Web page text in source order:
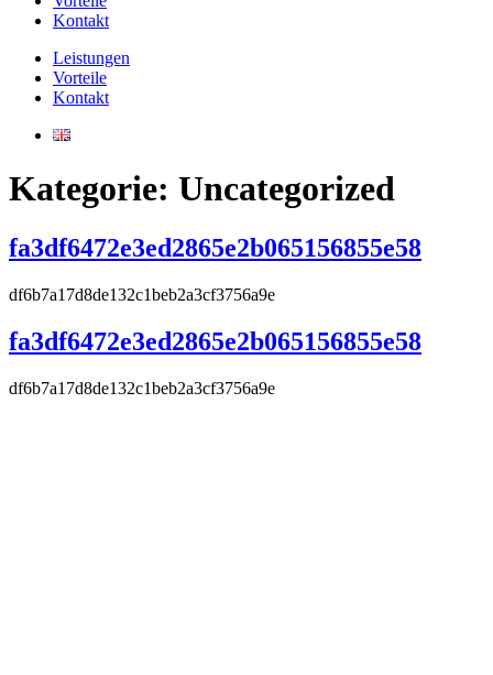
Kontakt
Leistungen
Vorteile
Kontakt
Kategorie: Uncategorized
fa3df6472e3ed2865e2b065156855e58
df6b7a17d8de132c1beb2a3cf3756a9e
fa3df6472e3ed2865e2b065156855e58
df6b7a17d8de132c1beb2a3cf3756a9e